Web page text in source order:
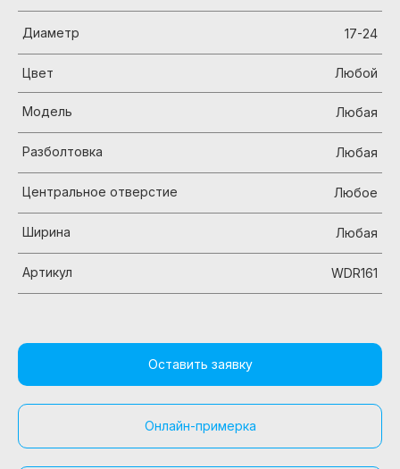
Диаметр 17-24
Цвет Любой
Модель Любая
Разболтовка Любая
Центральное отверстие Любое
Ширина Любая
Артикул WDR161
Оставить заявку
Онлайн-примерка